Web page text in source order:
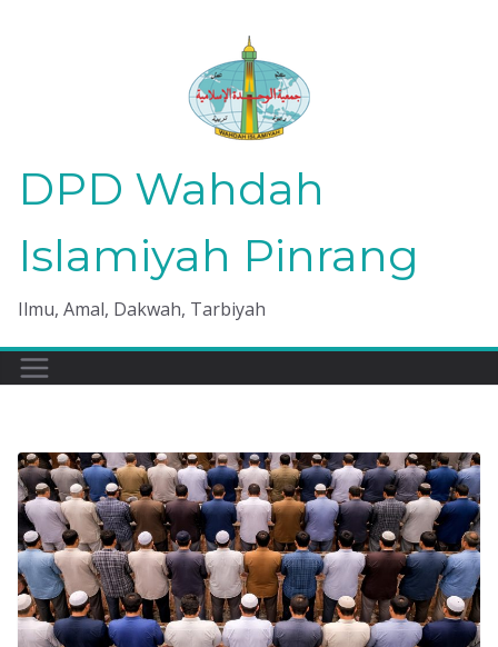
DPD Wahdah
Islamiyah Pinrang
Ilmu, Amal, Dakwah, Tarbiyah